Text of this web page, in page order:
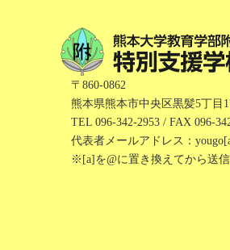
〒860-0862
熊本県熊本市中央区黒髪5丁目
TEL 096-342-2953 / FAX 096-
代表者メールアドレス：
※[a]を@に置き換えてから送信